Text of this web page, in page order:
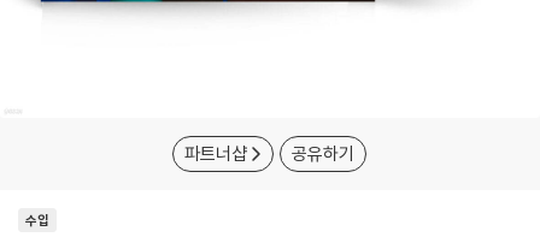
파트너샵 공유하기
수입